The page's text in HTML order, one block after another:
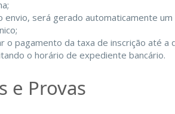
envio, será gerado automaticamente
o pagamento da taxa de inscrição até a
o horário de expediente bancário.
e Provas